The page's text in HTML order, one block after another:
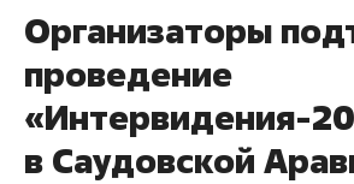
Организаторы
проведение
«Интервидения-
в Саудовской